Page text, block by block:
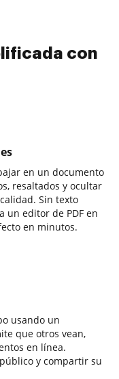
con
en un documento
resaltados y ocultar
Sin texto
un editor de PDF en
en minutos.
usando un
que otros vean,
en línea.
y compartir su